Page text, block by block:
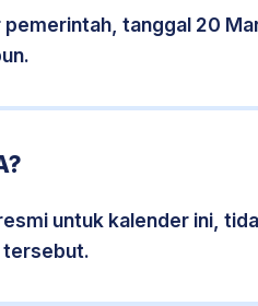
tanggal 20
untuk kalender ini,
tersebut.